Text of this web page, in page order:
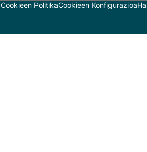
Cookieen PolitikaCookieen Konfigurazioa